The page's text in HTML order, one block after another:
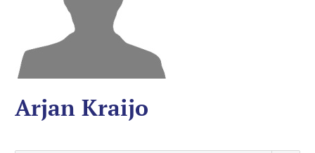
Arjan Kraijo